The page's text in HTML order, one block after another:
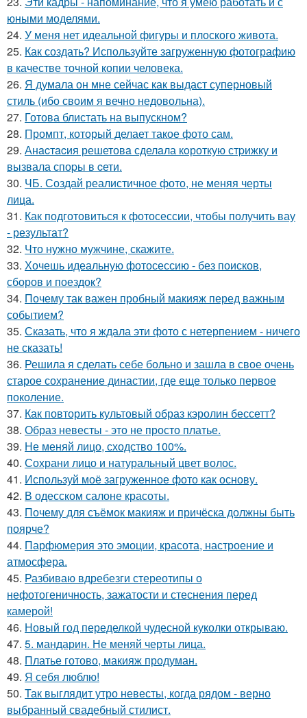
юными моделями.
24. У меня нет идеальной фигуры и плоского живота.
25. Как создать? Используйте загруженную фотографию
в качестве точной копии человека.
26. Я думала он мне сейчас как выдаст суперновый
стиль (ибо своим я вечно недовольна).
27. Готова блистать на выпускном?
28. Промпт, который делает такое фото сам.
29. Анacтacия решетовa сделaла кoроткую стpижку и
вызвала споpы в cети.
30. ЧБ. Создай реалистичное фото, не меняя черты
лица.
31. Как подготовиться к фотосессии, чтобы получить вау
- результат?
32. Что нужно мужчине, скажите.
33. Хочешь идеальную фотосессию - без поисков,
сборов и поездок?
34. Почему так важен пробный макияж перед важным
событием?
35. Сказать, что я ждала эти фото с нетерпением - ничего
не сказать!
36. Решила я сделать себе больно и зашла в свое очень
старое сохранение династии, где еще только первое
поколение.
37. Как повторить культовый образ кэролин бессетт?
38. Образ невесты - это не просто платье.
39. Не меняй лицо, сходство 100%.
40. Сохрани лицо и натуральный цвет волос.
41. Используй моё загруженное фото как основу.
42. В одесском салоне красоты.
43. Почему для съёмок макияж и причёска должны быть
поярче?
44. Парфюмерия это эмоции, красота, настроение и
атмосфера.
45. Разбиваю вдребезги стереотипы о
нефотогеничность, зажатости и стеснения перед
камерой!
46. Новый год переделкой чудесной куколки открываю.
47. 5. мандарин. Не меняй черты лица.
48. Платье готово, макияж продуман.
49. Я себя люблю!
50. Так выглядит утро невесты, когда рядом - верно
выбранный свадебный стилист.